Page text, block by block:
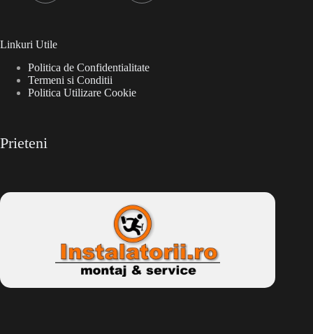
Linkuri Utile
Politica de Confidentialitate
Termeni si Conditii
Politica Utilizare Cookie
Prieteni